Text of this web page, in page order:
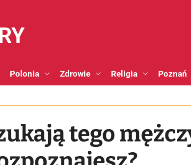
Polonia Zdrowie Religia Poznań
tego